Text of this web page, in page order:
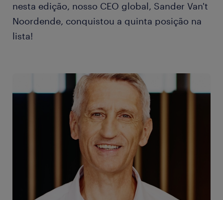
nesta edição, nosso CEO global, Sander Van't
Noordende, conquistou a quinta posição na
lista!